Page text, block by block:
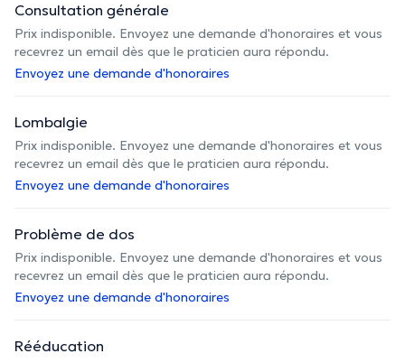
Consultation générale
Prix indisponible. Envoyez une demande d'honoraires et vous
recevrez un email dès que le praticien aura répondu.
Envoyez une demande d'honoraires
Lombalgie
Prix indisponible. Envoyez une demande d'honoraires et vous
recevrez un email dès que le praticien aura répondu.
Envoyez une demande d'honoraires
Problème de dos
Prix indisponible. Envoyez une demande d'honoraires et vous
recevrez un email dès que le praticien aura répondu.
Envoyez une demande d'honoraires
Rééducation